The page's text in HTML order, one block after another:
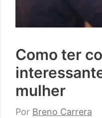
Como ter
mulher
Por Breno Carrera